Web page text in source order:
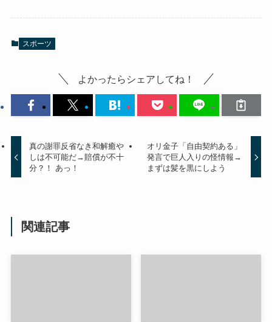
スポーツ
よかったらシェアしてね！
真の謝罪反省なき和解癒や
しは不可能だ→賠償が不十
分？！ あっ！
オリ金子「自由契約ある」
発言で巨人入りの怪情報→
まずは髪を黒にしよう
関連記事